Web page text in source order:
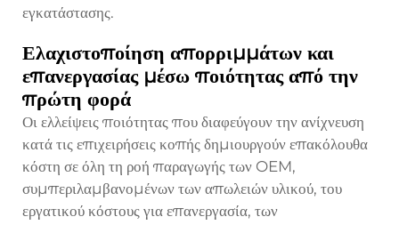
εγκατάστασης.
Ελαχιστοποίηση απορριμμάτων και
επανεργασίας μέσω ποιότητας από την
πρώτη φορά
Οι ελλείψεις ποιότητας που διαφεύγουν την ανίχνευση
κατά τις επιχειρήσεις κοπής δημιουργούν επακόλουθα
κόστη σε όλη τη ροή παραγωγής των OEM,
συμπεριλαμβανομένων των απωλειών υλικού, του
εργατικού κόστους για επανεργασία, των